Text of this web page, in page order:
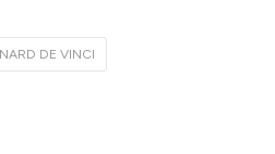
DE VINCI